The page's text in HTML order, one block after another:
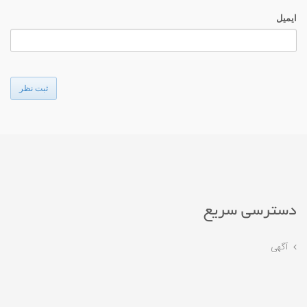
ایمیل
ثبت نظر
دسترسی سریع
آگهی